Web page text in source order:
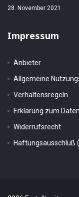
28. November 2021
Impressum
Anbieter
Allgemeine
Verhaltensregeln
Erklärung zum
Widerrufsrecht
Haftungsausschluß